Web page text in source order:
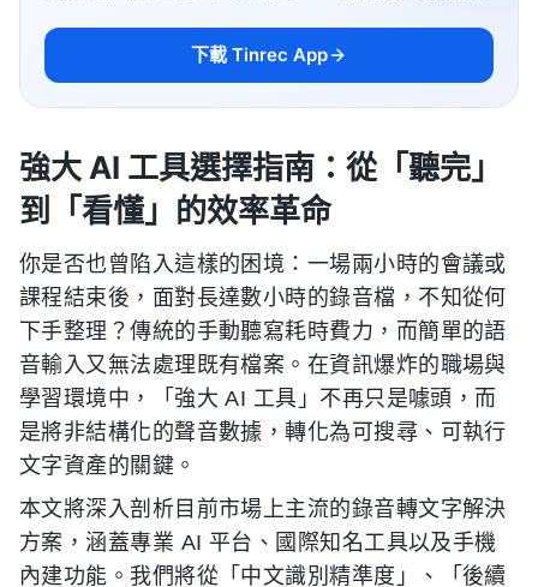
下載 Tinrec App
強大 AI 工具選擇指南：從「聽完」
到「看懂」的效率革命
你是否也曾陷入這樣的困境：一場兩小時的會議或
課程結束後，面對長達數小時的錄音檔，不知從何
下手整理？傳統的手動聽寫耗時費力，而簡單的語
音輸入又無法處理既有檔案。在資訊爆炸的職場與
學習環境中，「強大 AI 工具」不再只是噱頭，而
是將非結構化的聲音數據，轉化為可搜尋、可執行
文字資產的關鍵。
本文將深入剖析目前市場上主流的錄音轉文字解決
方案，涵蓋專業 AI 平台、國際知名工具以及手機
內建功能。我們將從「中文識別精準度」、「後續